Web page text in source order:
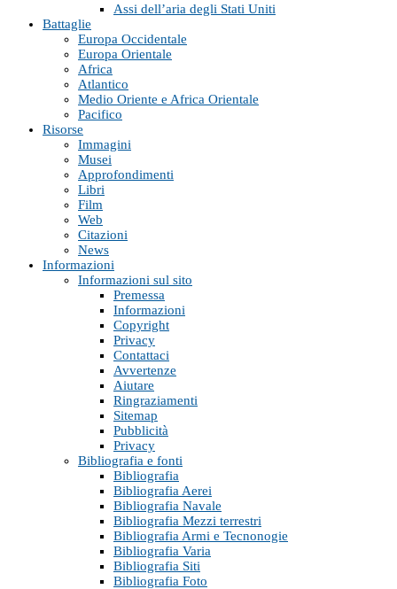
Assi dell’aria degli Stati Uniti
Battaglie
Europa Occidentale
Europa Orientale
Africa
Atlantico
Medio Oriente e Africa Orientale
Pacifico
Risorse
Immagini
Musei
Approfondimenti
Libri
Film
Web
Citazioni
News
Informazioni
Informazioni sul sito
Premessa
Informazioni
Copyright
Privacy
Contattaci
Avvertenze
Aiutare
Ringraziamenti
Sitemap
Pubblicità
Privacy
Bibliografia e fonti
Bibliografia
Bibliografia Aerei
Bibliografia Navale
Bibliografia Mezzi terrestri
Bibliografia Armi e Tecnonogie
Bibliografia Varia
Bibliografia Siti
Bibliografia Foto